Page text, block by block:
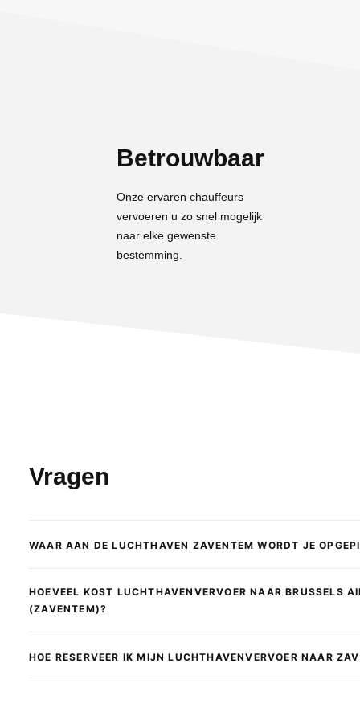
Betrouwbaar
Onze ervaren chauffeurs
vervoeren u zo snel mogelijk
naar elke gewenste
bestemming.
Vragen
WAAR AAN DE LUCHTHAVEN ZAVENTEM WORDT JE
HOEVEEL KOST LUCHTHAVENVERVOER NAAR BRUSSELS
(ZAVENTEM)?
HOE RESERVEER IK MIJN LUCHTHAVENVERVOER NAAR